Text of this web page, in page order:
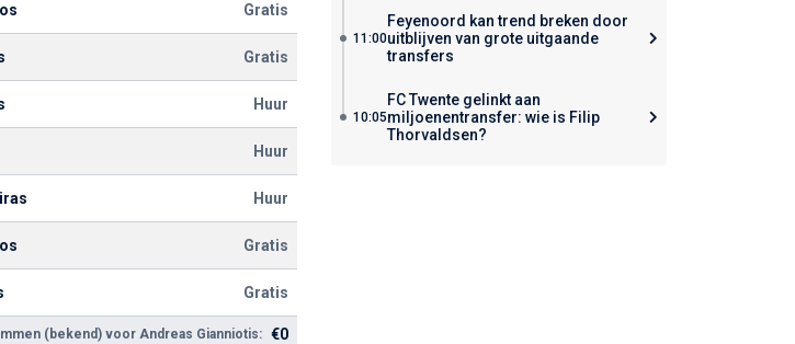
Gratis
Gratis
Huur
Huur
Huur
Gratis
Gratis
(bekend) voor Andreas Gianniotis: €0
11:00
Feyenoord kan trend breken door
uitblijven van grote uitgaande
transfers
10:05
FC Twente gelinkt aan
miljoenentransfer: wie is Filip
Thorvaldsen?